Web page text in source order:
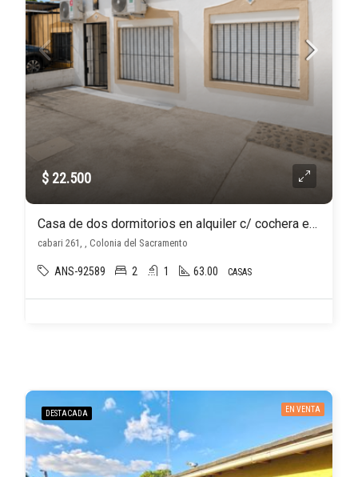
$ 22.500
Casa de dos dormitorios en alquiler c/ cochera en Colonia – Real de San Carlos
cabari 261, , Colonia del Sacramento
ANS-92589 2 1 63.00 CASAS
DESTACADA EN VENTA